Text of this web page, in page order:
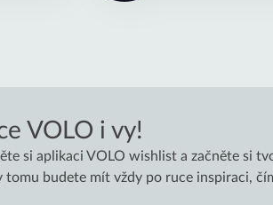
VOLO i vy!
si aplikaci VOLO wishlist a začněte si
tomu budete mít vždy po ruce inspiraci,